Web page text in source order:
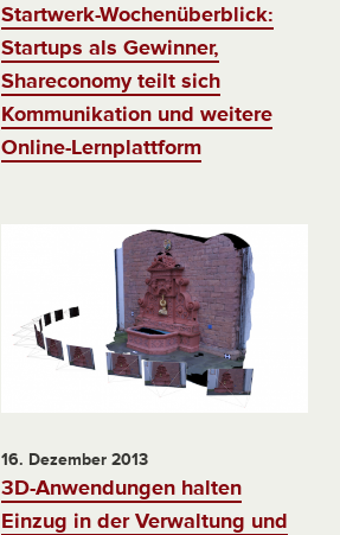
Startwerk-Wochenüberblick:
Startups als Gewinner,
Shareconomy teilt sich
Kommunikation und weitere
Online-Lernplattform
16. Dezember 2013
3D-Anwendungen halten
Einzug in der Verwaltung und